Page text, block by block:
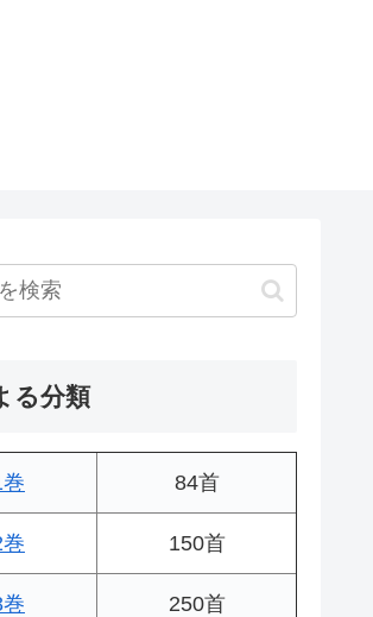
る分類
84首
150首
250首